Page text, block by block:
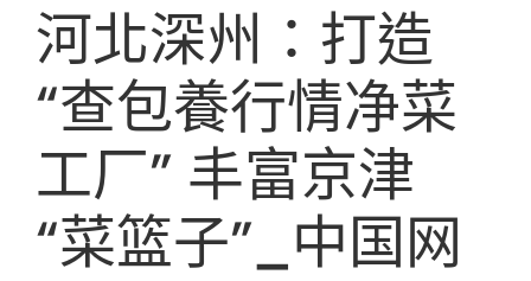
河北深州：打造
“查包養行情净菜
工厂” 丰富京津
“菜篮子”_中国网